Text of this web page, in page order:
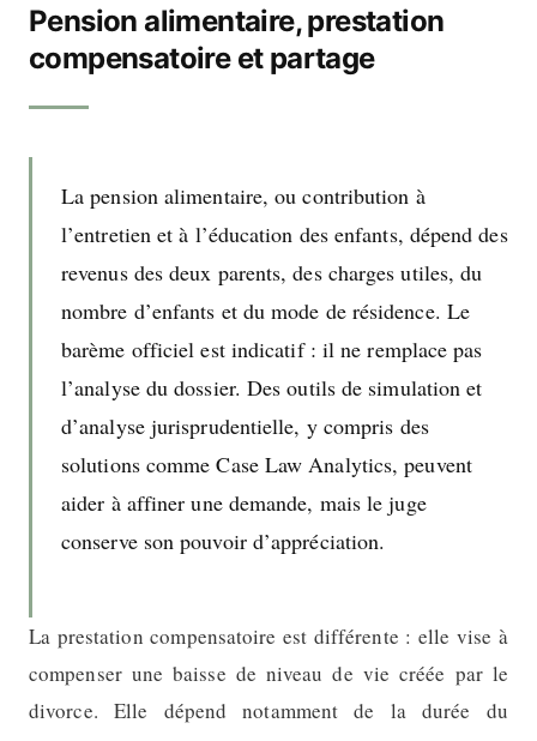
Pension alimentaire, prestation
compensatoire et partage
La pension alimentaire, ou contribution à
l’entretien et à l’éducation des enfants, dépend des
revenus des deux parents, des charges utiles, du
nombre d’enfants et du mode de résidence. Le
barème officiel est indicatif : il ne remplace pas
l’analyse du dossier. Des outils de simulation et
d’analyse jurisprudentielle, y compris des
solutions comme Case Law Analytics, peuvent
aider à affiner une demande, mais le juge
conserve son pouvoir d’appréciation.
La prestation compensatoire est différente : elle vise à
compenser une baisse de niveau de vie créée par le
divorce. Elle dépend notamment de la durée du